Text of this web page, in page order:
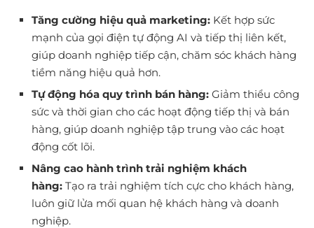
Tăng cường hiệu quả marketing: Kết hợp sức
mạnh của gọi điện tự động AI và tiếp thị liên kết,
giúp doanh nghiệp tiếp cận, chăm sóc khách hàng
tiềm năng hiệu quả hơn.
Tự động hóa quy trình bán hàng: Giảm thiểu công
sức và thời gian cho các hoạt động tiếp thị và bán
hàng, giúp doanh nghiệp tập trung vào các hoạt
động cốt lõi.
Nâng cao hành trình trải nghiệm khách
hàng: Tạo ra trải nghiệm tích cực cho khách hàng,
luôn giữ lửa mối quan hệ khách hàng và doanh
nghiệp.